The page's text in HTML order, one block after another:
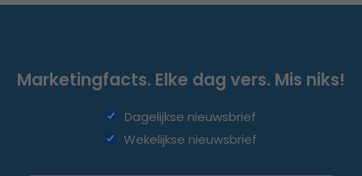
Marketingfacts. Elke dag vers. Mis niks!
Dagelijkse nieuwsbrief
Wekelijkse nieuwsbrief